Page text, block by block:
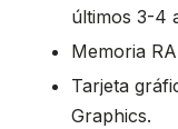
últimos 3-4
Memoria
Tarjeta
Graphics.